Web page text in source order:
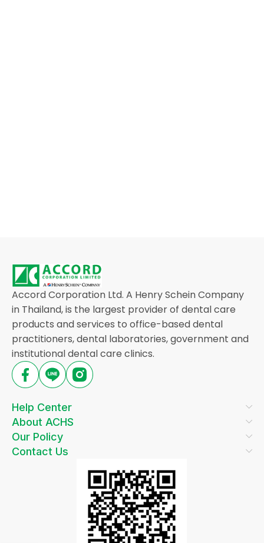
Accord Corporation Ltd. A Henry Schein Company
in Thailand, is the largest provider of dental care
products and services to office-based dental
practitioners, dental laboratories, government and
institutional dental care clinics.
Help Center
About ACHS
Our Policy
Contact Us